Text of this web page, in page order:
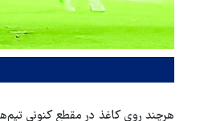
هرچند روی کاغذ در مقطع کنونی